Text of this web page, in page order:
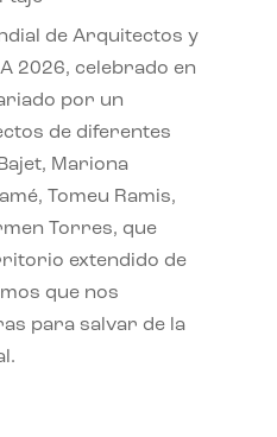
de Arquitectos y
2026, celebrado en
por un
de diferentes
Mariona
Tomeu Ramis,
Torres, que
extendido de
que nos
para salvar de la